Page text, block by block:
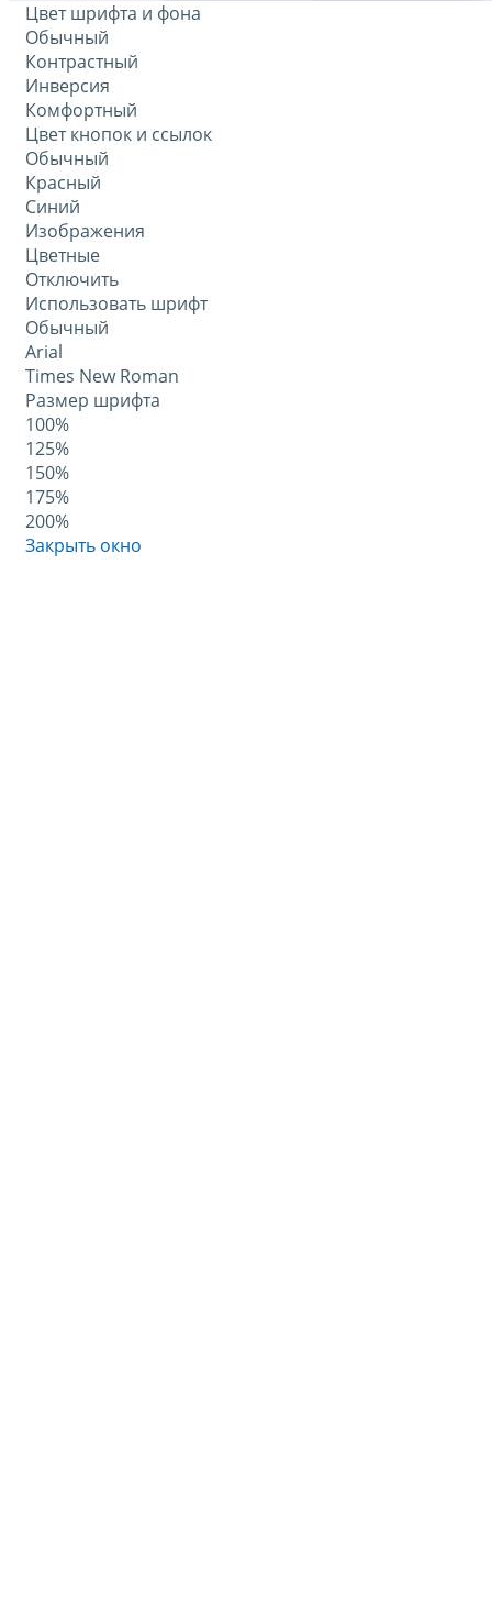
Цвет шрифта и фона
Обычный
Контрастный
Инверсия
Комфортный
Цвет кнопок и ссылок
Обычный
Красный
Синий
Изображения
Цветные
Отключить
Использовать шрифт
Обычный
Arial
Times New Roman
Размер шрифта
100%
125%
150%
175%
200%
Закрыть окно